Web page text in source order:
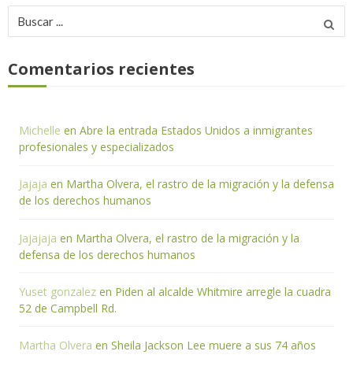
Buscar
por:
Comentarios recientes
Michelle en Abre la entrada Estados Unidos a inmigrantes
profesionales y especializados
Jajaja en Martha Olvera, el rastro de la migración y la defensa
de los derechos humanos
Jajajaja en Martha Olvera, el rastro de la migración y la
defensa de los derechos humanos
Yuset gonzalez en Piden al alcalde Whitmire arregle la cuadra
52 de Campbell Rd.
Martha Olvera en Sheila Jackson Lee muere a sus 74 años